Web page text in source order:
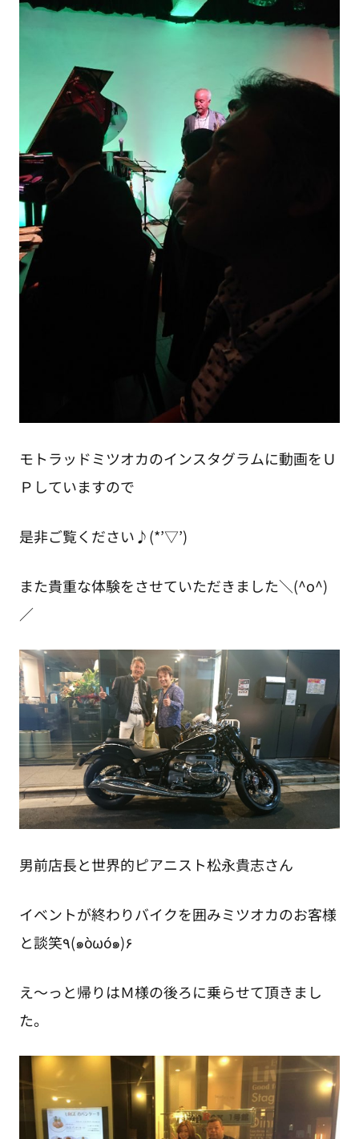
モトラッドミツオカのインスタグラムに動画をＵ
Ｐしていますので
是非ご覧ください♪(*’▽’)
また貴重な体験をさせていただきました＼(^o^)
／
男前店長と世界的ピアニスト松永貴志さん
イベントが終わりバイクを囲みミツオカのお客様
と談笑٩(๑òωó๑)۶
え～っと帰りはＭ様の後ろに乗らせて頂きまし
た。